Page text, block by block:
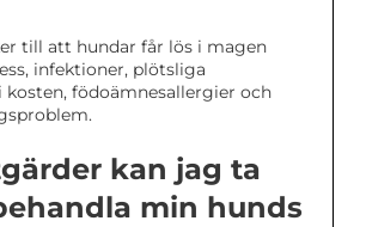
till att hundar får lös i magen
infektioner, plötsliga
födoämnesallergier och
kan jag ta
min hunds